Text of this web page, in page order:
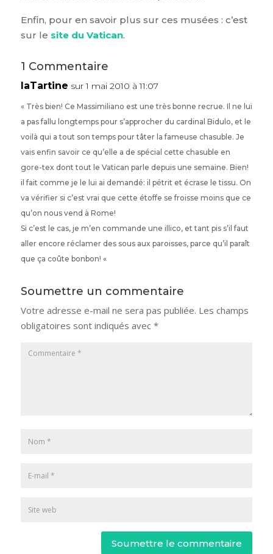
Enfin, pour en savoir plus sur ces musées : c’est
sur le site du Vatican.
1 Commentaire
laTartine sur 1 mai 2010 à 11:07
« Très bien! Ce Massimiliano est une très bonne recrue. Il ne lui
a pas fallu longtemps pour s’approcher du cardinal Bidulo, et le
voilà qui a tout son temps pour tâter la fameuse chasuble. Je
vais enfin savoir ce qu’elle a de spécial cette chasuble en
gore-tex dont tout le Vatican parle depuis une semaine. Bien!
il fait comme je le lui ai demandé: il pétrit et écrase le tissu. On
va vérifier si c’est vrai que cette étoffe se froisse moins que ce
qu’on nous vend à Rome!
Si c’est le cas, je m’en commande une illico, et tant pis s’il faut
aller encore réclamer des sous aux paroisses, parce qu’il paraît
que ça coûte bonbon! «
Soumettre un commentaire
Votre adresse e-mail ne sera pas publiée. Les champs
obligatoires sont indiqués avec *
Soumettre le commentaire